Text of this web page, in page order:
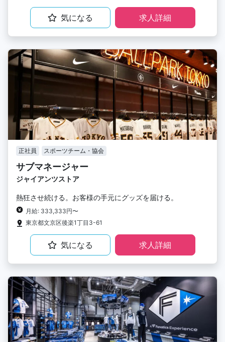
気になる 求人詳細
正社員 スポーツチーム・協会
サブマネージャー
ジャイアンツストア
熱狂させ続ける。お客様の手元にグッズを届ける。
月給: 333,333円〜
東京都文京区後楽1丁目3-61
気になる 求人詳細